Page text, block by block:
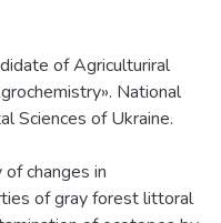
of Agriculturiral
National
Sciences of Ukraine.
changes in
of gray forest littoral